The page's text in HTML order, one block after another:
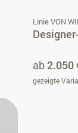
Linie VON
ab2.050
gezeigte